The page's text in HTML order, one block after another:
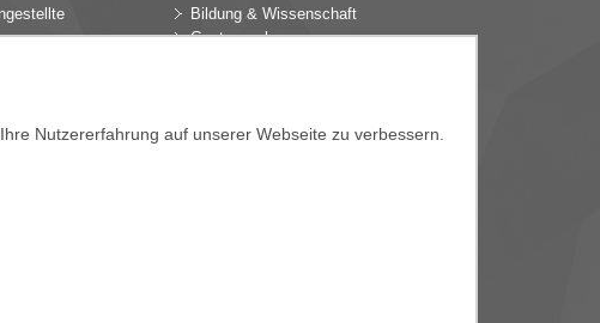
Bildung & Wissenschaft
Gastgewerbe
Gartenbau
Nutzererfahrung auf unserer Webseite zu verbessern.